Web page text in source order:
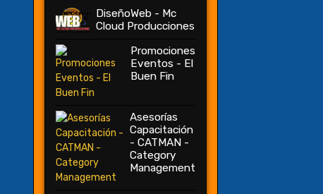
DiseñoWeb - Mc
Cloud Producciones
Promociones
Eventos - El
Buen Fin
Asesorías
Capacitación
- CATMAN -
Category
Management